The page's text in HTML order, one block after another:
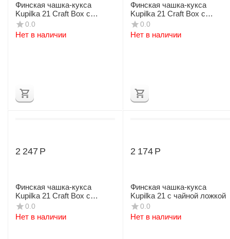
Финская чашка-кукса
Kupilka 21 Craft Box с
чайной ложкой
0.0
Нет в наличии
Финская чашка-кукса
Kupilka 21 Craft Box с
чайной ложкой
0.0
Нет в наличии
2 247 Р
Финская чашка-кукса
Kupilka 21 Craft Box с
чайной ложкой
0.0
Нет в наличии
2 174 Р
Финская чашка-кукса
Kupilka 21 с чайной ложкой
0.0
Нет в наличии